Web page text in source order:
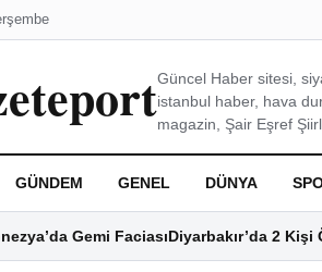
Güncel Haber sitesi,
istanbul haber, hava
magazin, Şair Eşref
GÜNDEM GENEL DÜNYA
Gemi FaciasıDiyarbakır’da 2 Kişi